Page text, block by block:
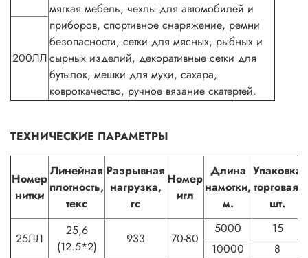
мягкая мебель, чехлы для автомобилей и
приборов, спортивное снаряжение, ремни
безопасности, сетки для мясных, рыбных и
сырных изделий, декоративные сетки для
бутылок, мешки для муки, сахара,
ковроткачество, ручное вязание скатертей.
200ЛЛ
ТЕХНИЧЕСКИЕ ПАРАМЕТРЫ
Номер
нитки
Линейная
плотность,
текс
Разрывная
нагрузка,
гс
Номер
игл
Длина
намотки,
м.
Упаковка
торговая,
шт.
25ЛЛ
25,6
(12.5*2)
933 70-80
5000
15
10000
8